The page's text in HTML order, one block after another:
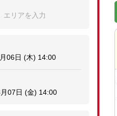
エリアを入力
06日 (木) 14:00
07日 (金) 14:00